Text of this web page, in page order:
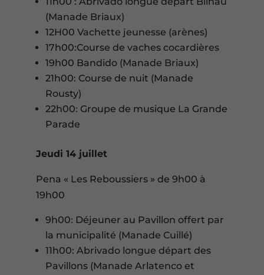
(Manade Briaux)
12H00 Vachette jeunesse (arènes)
17h00:Course de vaches cocardières
19h00 Bandido (Manade Briaux)
21h00: Course de nuit (Manade
Rousty)
22h00: Groupe de musique La Grande
Parade
Jeudi 14 juillet
Pena « Les Reboussiers » de 9h00 à
19h00
9h00: Déjeuner au Pavillon offert par
la municipalité (Manade Cuillé)
11h00: Abrivado longue départ des
Pavillons (Manade Arlatenco et